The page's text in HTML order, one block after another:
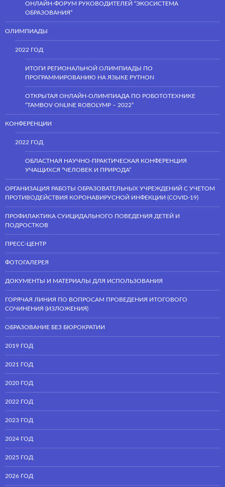
ОНЛАЙН-ФОРУМ РУКОВОДИТЕЛЕЙ “ЭКОСИСТЕМА
ОБРАЗОВАНИЯ”
ОЛИМПИАДЫ
2022 ГОД
ИТОГИ РЕГИОНАЛЬНОЙ ОЛИМПИАДЫ ПО
ПРОГРАММИРОВАНИЮ НА ЯЗЫКЕ PYTHON
ОТКРЫТАЯ ОНЛАЙН-ОЛИМПИАДА ПО РОБОТОТЕХНИКЕ
“TAMBOV ONLINE ROBOLYMP – 2022”
КОНФЕРЕНЦИИ
2022 ГОД
ОБЛАСТНАЯ НАУЧНО-ПРАКТИЧЕСКАЯ КОНФЕРЕНЦИЯ
УЧАЩИХСЯ “ЧЕЛОВЕК И ПРИРОДА”
ОРГАНИЗАЦИЯ РАБОТЫ ОБРАЗОВАТЕЛЬНЫХ УЧРЕЖДЕНИЙ С УЧЕТОМ
ПРОТИВОДЕЙСТВИЯ КОРОНАВИРУСНОЙ ИНФЕКЦИИ (COVID-19)
ПРОФИЛАКТИКА СУИЦИДАЛЬНОГО ПОВЕДЕНИЯ ДЕТЕЙ И
ПОДРОСТКОВ
ПРЕСС-ЦЕНТР
ФОТОГАЛЕРЕЯ
ДОКУМЕНТЫ И МАТЕРИАЛЫ ДЛЯ ИСПОЛЬЗОВАНИЯ
ГОРЯЧАЯ ЛИНИЯ ПО ВОПРОСАМ ПРОВЕДЕНИЯ ИТОГОВОГО
СОЧИНЕНИЯ (ИЗЛОЖЕНИЯ)
ОБРАЗОВАНИЕ БЕЗ БЮРОКРАТИИ
2019 ГОД
2021 ГОД
2020 ГОД
2022 ГОД
2023 ГОД
2024 ГОД
2025 ГОД
2026 ГОД